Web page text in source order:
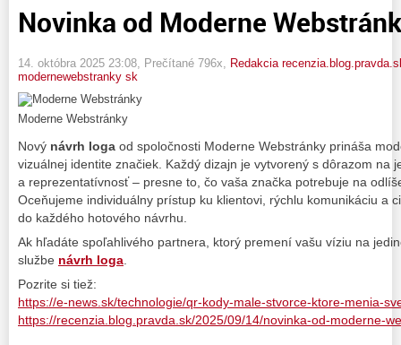
Novinka od Moderne
14. októbra 2025 23:08 , Prečítané 796x, Redakcia
modernewebstranky sk
Moderne Webstránky
Nový návrh loga od spoločnosti Moderne Webstránky prináša
vizuálnej identite značiek. Každý dizajn je vytvorený s dôrazom na
a reprezentatívnosť – presne to, čo vaša značka potrebuje na
Oceňujeme individuálny prístup ku klientovi, rýchlu komunikáciu a
do každého hotového návrhu.
Ak hľadáte spoľahlivého partnera, ktorý premení vašu víziu na
službe návrh loga
Pozrite si tiež:
https://e-news.sk/technologie/qr-kody-male-stvorce-ktore-menia-
https://recenzia.blog.pravda.sk/2025/09/14/novinka-od-moderne-